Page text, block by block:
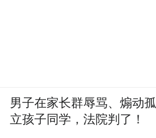
男子在家长群辱骂、煽动孤
立孩子同学，法院判了！